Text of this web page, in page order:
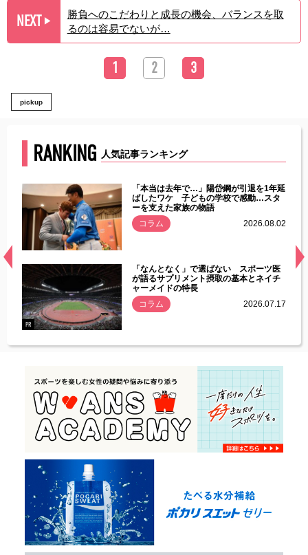
NEXT ▶︎
勝負へのこだわりと成長の機会、バランスを取
るのは容易でないが…
1 2 3
pickup
RANKING 人気記事ランキング
常
「本当は去年で…」陽岱鋼が引退を1年延
ばしたワケ 子どもの学校で感動…スタ
ーを支えた家族の物語
コラム
2026.08.02
PR
「なんとなく」で選ばない スポーツ医
が語るサプリメント摂取の基本とネイチ
ャーメイドの特長
コラム
2026.07.17